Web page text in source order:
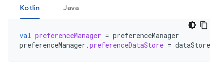
Kotlin Java
val preferenceManager = preferenceManager
preferenceManager .preferenceDataStore = dataStore